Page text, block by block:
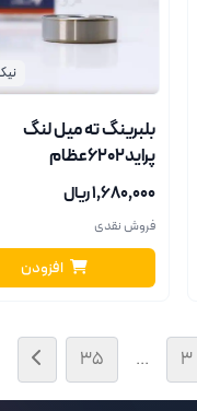
بلبرینگ ته میل لنگ
پراید6202عظام
۱٬۶۸۰٬۰۰۰ ریال
فروش نقدی
افزودن
۳ ... ۳۵